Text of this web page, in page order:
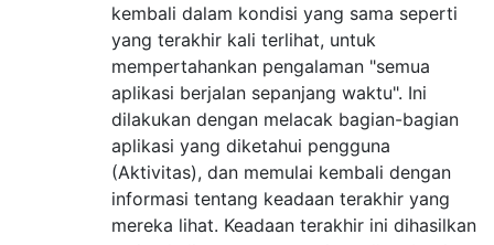
kembali dalam kondisi yang sama seperti
yang terakhir kali terlihat, untuk
mempertahankan pengalaman "semua
aplikasi berjalan sepanjang waktu". Ini
dilakukan dengan melacak bagian-bagian
aplikasi yang diketahui pengguna
(Aktivitas), dan memulai kembali dengan
informasi tentang keadaan terakhir yang
mereka lihat. Keadaan terakhir ini dihasilkan